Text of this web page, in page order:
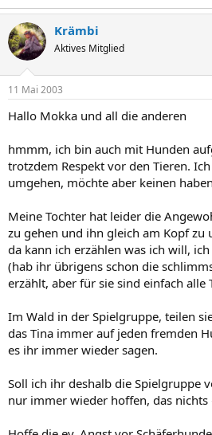
Krämbi
Aktives Mitglied
11 Mai 2003
Hallo Mokka und all die anderen
hmmm, ich bin auch mit Hunden
trotzdem Respekt vor den Tieren.
umgehen, möchte aber keinen
Meine Tochter hat leider die
zu gehen und ihn gleich am Kopf zu
da kann ich erzählen was ich will,
(hab ihr übrigens schon die
erzählt, aber für sie sind einfach alle
Im Wald in der Spielgruppe, teilen
das Tina immer auf jeden fremden
es ihr immer wieder sagen.
Soll ich ihr deshalb die Spielgruppe
nur immer wieder hoffen, das nichts